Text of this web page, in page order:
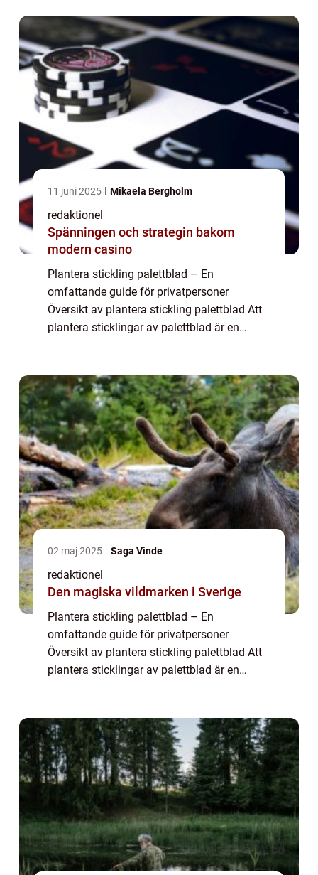
och r...
11 juni 2025 Mikaela Bergholm
redaktionel
Spänningen och strategin bakom
modern casino
Plantera stickling palettblad – En
omfattande guide för privatpersoner
Översikt av plantera stickling palettblad Att
plantera sticklingar av palettblad är en
och r...
02 maj 2025 Saga Vinde
redaktionel
Den magiska vildmarken i Sverige
Plantera stickling palettblad – En
omfattande guide för privatpersoner
Översikt av plantera stickling palettblad Att
plantera sticklingar av palettblad är en
och r...